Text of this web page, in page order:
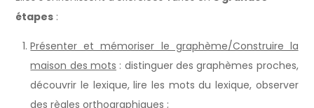
étapes :
Présenter et mémoriser le graphème/Construire la
maison des mots : distinguer des graphèmes proches,
découvrir le lexique, lire les mots du lexique, observer
des règles orthographiques ;